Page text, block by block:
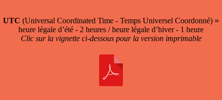
UTC (Universal Coordinated Time - Temps Universel Coordonné) =
heure légale d’été - 2 heures / heure légale d’hiver - 1 heure
Clic sur la vignette ci-dessous pour la version imprimable